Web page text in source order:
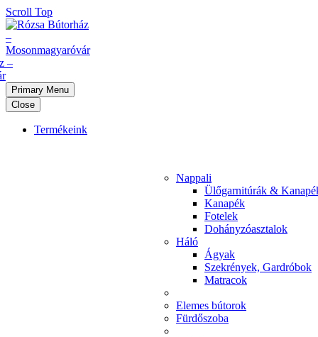
Scroll Top
Primary Menu
Close
Termékeink
Nappali
Ülőgarnitúrák &
Kanapék
Fotelek
Dohányzóasztalok
Háló
Ágyak
Szekrények, Gardróbok
Matracok
Elemes bútorok
Fürdőszoba